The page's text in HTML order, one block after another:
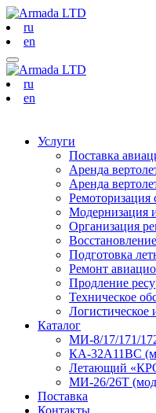
ru
en
ru
en
Услуги
Поставка
Аренда
Аренда
Ремоторизация
Модернизация
Организация
Подготовка
Ремонт
Продление
Техническое
Логистическое
Каталог
МИ-8/17/171/
КА-32А11ВС
Летающий
МИ-26/26Т
Поставка
Контакты